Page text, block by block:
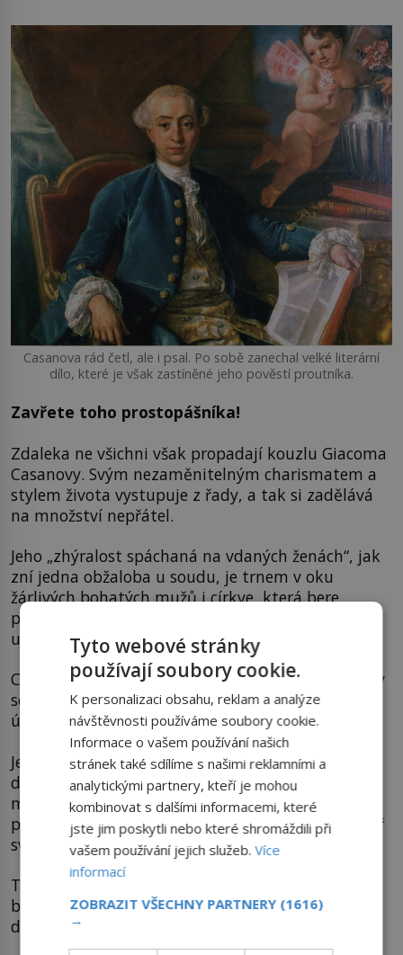
Casanova rád četl, ale i psal. Po sobě zanechal velké literární
dílo, které je však zastíněné jeho pověstí proutníka.
Zavřete toho prostopášníka!
Zdaleka ne všichni však propadají kouzlu Giacoma
Casanovy. Svým nezaměnitelným charismatem a
stylem života vystupuje z řady, a tak si zadělává
na množství nepřátel.
Jeho „zhýralost spáchaná na vdaných ženách“, jak
zní jedna obžaloba u soudu, je trnem v oku
žárlivých bohatých mužů i církve, která bere
prakticky celou svůdcovu osobu jako ostudnou
urážku.
Casanova dokonce míří opět za mříže. Jak jinak by
se mohl dobrodruh Casanova dostat z vězení než
útěkem?
Jeho vlivní přátelé mu mohou nabídnout
dostatečnou ochranu a pomoc, sukničkář si tedy
může opět dosyta užívat své milostné avantýry a
propracovávat do stále větších detailů svůj scénář
svádění.
Ten je ostatně podobný u všech jeho afér s
bohatými paničkami i slečinkami. Jak láme srdce
dam?
Tyto webové stránky
používají soubory cookie.
K personalizaci obsahu, reklam a analýze
návštěvnosti používáme soubory cookie.
Informace o vašem používání našich
stránek také sdílíme s našimi reklamními a
analytickými partnery, kteří je mohou
kombinovat s dalšími informacemi, které
jste jim poskytli nebo které shromáždili při
vašem používání jejich služeb.Více
informací
ZOBRAZIT VŠECHNY PARTNERY (1616)
→